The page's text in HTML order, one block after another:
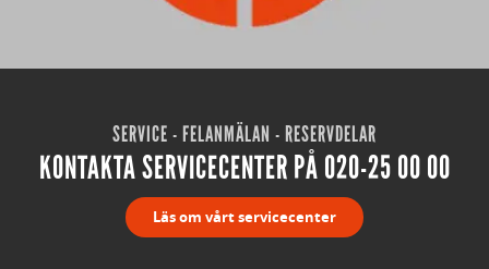
SERVICE - FELANMÄLAN - RESERVDELAR
KONTAKTA SERVICECENTER PÅ 020-25 00 00
Läs om vårt servicecenter